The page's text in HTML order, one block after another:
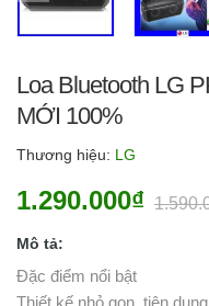
Loa Bluetooth LG
MỚI 100%
Thương hiệu: LG
1.290.000₫
Mô tả:
Đặc điểm nổi bật
Thiết kế nhỏ gọn, tiện